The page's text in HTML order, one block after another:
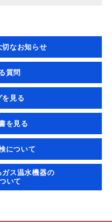
なお知らせ
質問
を見る
を見る
について
ス温水機器の
いて